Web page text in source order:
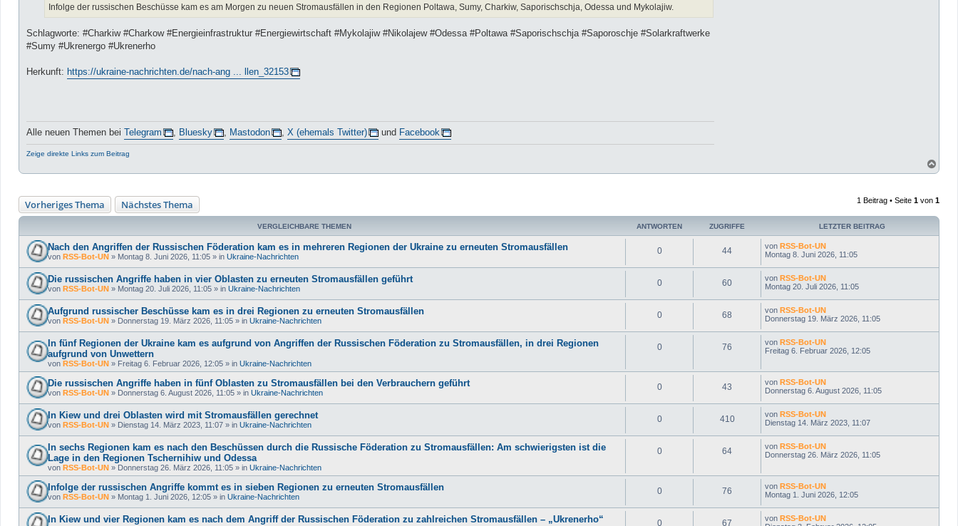
Infolge der russischen Beschüsse kam es am Morgen zu neuen Stromausfällen in den Regionen Poltawa, Sumy, Charkiw, Saporischschja, Odessa und Mykolajiw.
Schlagworte: #Charkiw #Charkow #Energieinfrastruktur #Energiewirtschaft #Mykolajiw #Nikolajew #Odessa #Poltawa #Saporischschja #Saporoschje #Solarkraftwerke
#Sumy #Ukrenergo #Ukrenerho
Herkunft: https://ukraine-nachrichten.de/nach-ang ... llen_32153
Alle neuen Themen bei Telegram Bluesky Mastodon X (ehemals Twitter) und Facebook
Zeige direkte Links zum Beitrag
a
o
e
Vorheriges Thema Nächstes Thema 1 Beitrag • Seite 1 von 1
VERGLEICHBARE THEMEN ANTWORTEN ZUGRIFFE LETZTER BEITRAG
Nach den Angriffen der Russischen Föderation kam es in mehreren Regionen der Ukraine zu erneuten Stromausfällen
von RSS-Bot-UN » Montag 8. Juni 2026, 11:05 » in Ukraine-Nachrichten
0 44 von RSS-Bot-UN
Montag 8. Juni 2026, 11:05
Die russischen Angriffe haben in vier Oblasten zu erneuten Stromausfällen geführt
von RSS-Bot-UN » Montag 20. Juli 2026, 11:05 » in Ukraine-Nachrichten
0 60 von RSS-Bot-UN
Montag 20. Juli 2026, 11:05
Aufgrund russischer Beschüsse kam es in drei Regionen zu erneuten Stromausfällen
von RSS-Bot-UN » Donnerstag 19. März 2026, 11:05 » in Ukraine-Nachrichten
0 68 von RSS-Bot-UN
Donnerstag 19. März 2026, 11:05
In fünf Regionen der Ukraine kam es aufgrund von Angriffen der Russischen Föderation zu Stromausfällen, in drei Regionen
aufgrund von Unwettern
von RSS-Bot-UN » Freitag 6. Februar 2026, 12:05 » in Ukraine-Nachrichten
0 76 von RSS-Bot-UN
Freitag 6. Februar 2026, 12:05
Die russischen Angriffe haben in fünf Oblasten zu Stromausfällen bei den Verbrauchern geführt
von RSS-Bot-UN » Donnerstag 6. August 2026, 11:05 » in Ukraine-Nachrichten
0 43 von RSS-Bot-UN
Donnerstag 6. August 2026, 11:05
In Kiew und drei Oblasten wird mit Stromausfällen gerechnet
von RSS-Bot-UN » Dienstag 14. März 2023, 11:07 » in Ukraine-Nachrichten
0 410 von RSS-Bot-UN
Dienstag 14. März 2023, 11:07
In sechs Regionen kam es nach den Beschüssen durch die Russische Föderation zu Stromausfällen: Am schwierigsten ist die
Lage in den Regionen Tschernihiw und Odessa
von RSS-Bot-UN » Donnerstag 26. März 2026, 11:05 » in Ukraine-Nachrichten
0 64 von RSS-Bot-UN
Donnerstag 26. März 2026, 11:05
Infolge der russischen Angriffe kommt es in sieben Regionen zu erneuten Stromausfällen
von RSS-Bot-UN » Montag 1. Juni 2026, 12:05 » in Ukraine-Nachrichten
0 76 von RSS-Bot-UN
Montag 1. Juni 2026, 12:05
In Kiew und vier Regionen kam es nach dem Angriff der Russischen Föderation zu zahlreichen Stromausfällen – „Ukrenerho“ 0 67 von RSS-Bot-UN